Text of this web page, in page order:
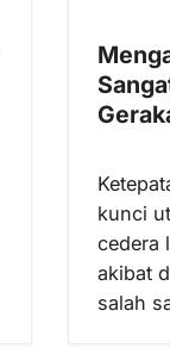
kunci
cedera
akibat
salah